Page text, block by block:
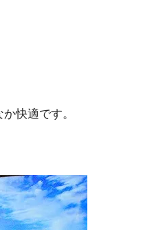
快適です。